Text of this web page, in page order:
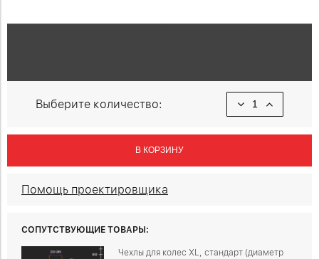
Выберите количество:
В КОРЗИНУ
Помощь проектировщика
СОПУТСТВУЮЩИЕ ТОВАРЫ:
Чехлы для колес XL, стандарт (диаметр